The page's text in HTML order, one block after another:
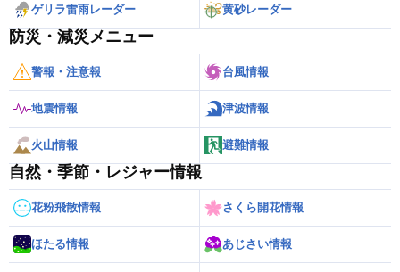
ゲリラ雷雨レーダー 黄砂レーダー
防災・減災メニュー
警報・注意報 台風情報
地震情報 津波情報
火山情報 避難情報
自然・季節・レジャー情報
花粉飛散情報 さくら開花情報
ほたる情報 あじさい情報